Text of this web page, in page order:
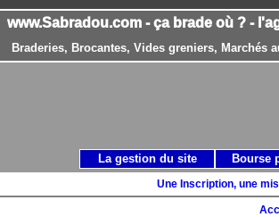
www.Sabradou.com - ça brade où ? -
Braderies, Brocantes, Vides greniers, Marchés
Une Inscription, une
La gestion du site Bourse